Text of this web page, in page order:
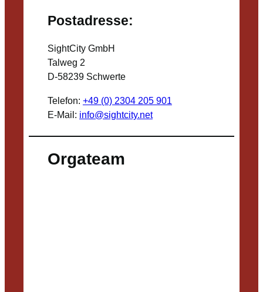
Postadresse:
SightCity GmbH
Talweg 2
D-58239 Schwerte
Telefon: +49 (0) 2304 205 901
E-Mail: info@sightcity.net
Orgateam